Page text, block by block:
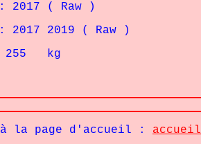
2017 ( Raw )
2017 2019 ( Raw )
255 kg
à la page d'accueil : accueil